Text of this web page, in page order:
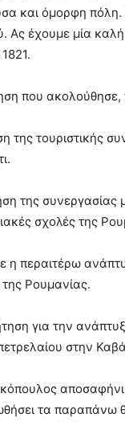
και όμορφη πόλη.
Ας έχουμε μία
που
της τουριστικής
της συνεργασίας
σχολές της
η περαιτέρω
Ρουμανίας.
για την
στην
τα παραπάνω